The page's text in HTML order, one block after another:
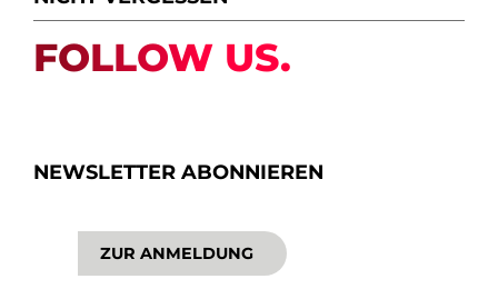
FOLLOW US.
NEWSLETTER ABONNIEREN
ZUR ANMELDUNG